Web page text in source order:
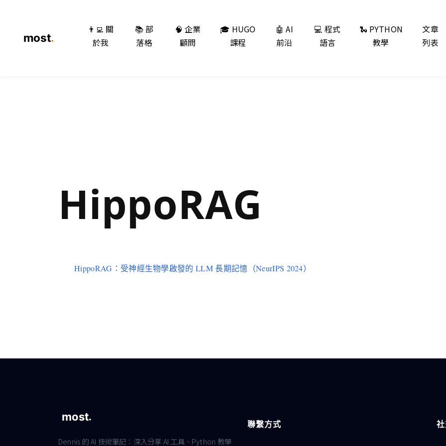
👨‍💻 關
於我
📚 部
落格
🧠 企業
顧問
🎓 HUGO
課程
🤖 AI
前沿
💻 程式
語言
🐍 PYTHON
教學
文章
列表
HippoRAG
HippoRAG：受神經生物學啟發的 LLM 長期記憶（NeurIPS 2024）
Dennis 的 AI 技術筆記：深入分享 AI 工具、Python 教學
聯繫方式